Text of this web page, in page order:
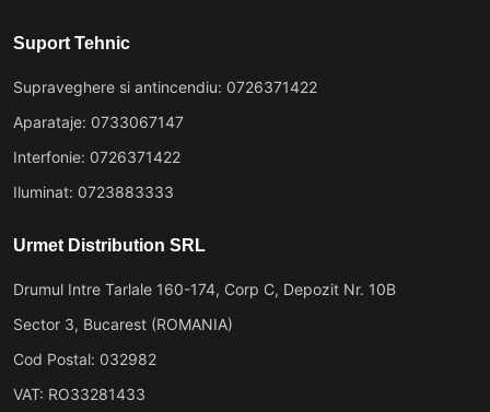
Suport Tehnic
Supraveghere si antincendiu: 0726371422
Aparataje: 0733067147
Interfonie: 0726371422
Iluminat: 0723883333
Urmet Distribution SRL
Drumul Intre Tarlale 160-174, Corp C, Depozit Nr. 10B
Sector 3, Bucarest (ROMANIA)
Cod Postal: 032982
VAT: RO33281433